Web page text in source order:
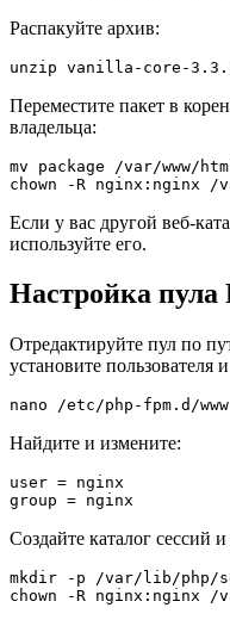
Распакуйте архив:
unzip vanilla-core-
Переместите пакет в
владельца:
mv package /var/www/
chown -R nginx:nginx /
Если у вас другой веб-
используйте его.
Настройка пула
Отредактируйте пул по
установите пользователя
nano /etc/php-fpm.d/
Найдите и измените:
user = nginx
group = nginx
Создайте каталог сессий
mkdir -p /var/lib/php/
chown -R nginx:nginx